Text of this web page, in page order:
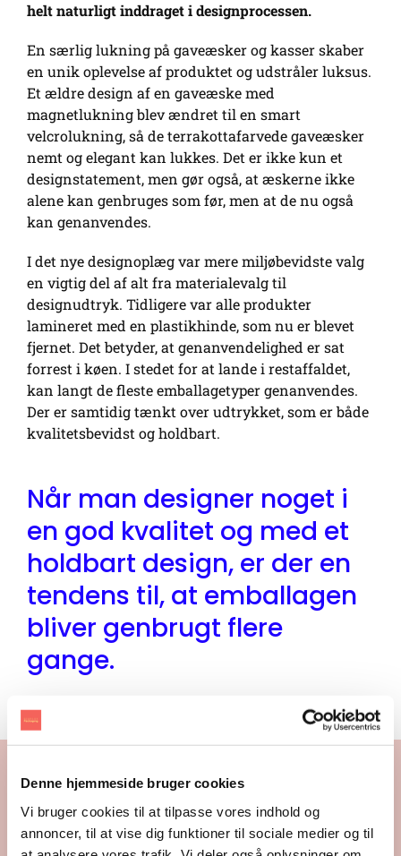
Denne hjemmeside bruger cookies
Vi bruger cookies til at tilpasse vores indhold og
annoncer, til at vise dig funktioner til sociale medier og til
helt naturligt inddraget i designprocessen.
En særlig lukning på gaveæsker og kasser skaber
en unik oplevelse af produktet og udstråler luksus.
Et ældre design af en gaveæske med
magnetlukning blev ændret til en smart
velcrolukning, så de terrakottafarvede gaveæsker
nemt og elegant kan lukkes. Det er ikke kun et
designstatement, men gør også, at æskerne ikke
alene kan genbruges som før, men at de nu også
kan genanvendes.
I det nye designoplæg var mere miljøbevidste valg
en vigtig del af alt fra materialevalg til
designudtryk. Tidligere var alle produkter
lamineret med en plastikhinde, som nu er blevet
fjernet. Det betyder, at genanvendelighed er sat
forrest i køen. I stedet for at lande i restaffaldet,
kan langt de fleste emballagetyper genanvendes.
Der er samtidig tænkt over udtrykket, som er både
kvalitetsbevidst og holdbart.
Når man designer noget i
en god kvalitet og med et
holdbart design, er der en
tendens til, at emballagen
bliver genbrugt flere
gange.